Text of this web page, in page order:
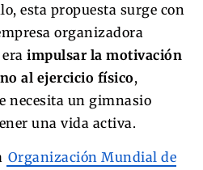
esta propuesta surge con
organizadora
impulsar la motivación
al ejercicio físico,
necesita un gimnasio
una vida activa.
Organización Mundial de